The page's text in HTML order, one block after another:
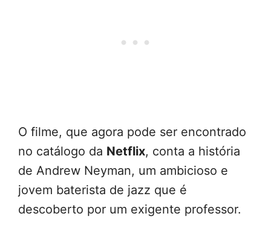
O filme, que agora pode ser encontrado
no catálogo da Netflix, conta a história
de Andrew Neyman, um ambicioso e
jovem baterista de jazz que é
descoberto por um exigente professor.